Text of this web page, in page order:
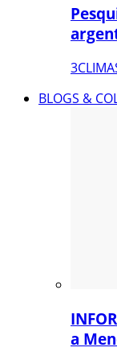
BLOGS &
a